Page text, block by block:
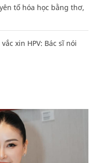
tố hóa học bằng thơ,
xin HPV: Bác sĩ nói